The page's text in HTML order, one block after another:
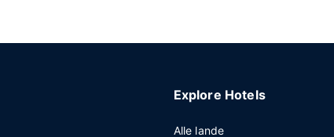
Explore Hotels
Alle lande